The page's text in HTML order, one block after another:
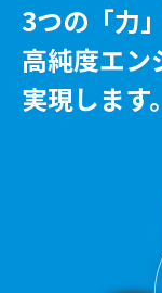
3つの「力
高純度エン
実現します。